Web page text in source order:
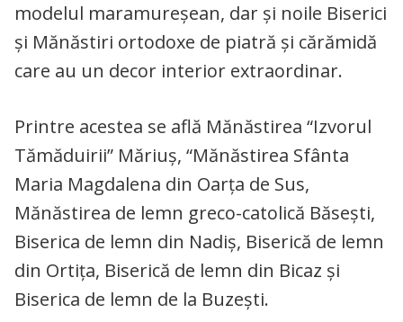
modelul maramureşean, dar și noile Biserici
și Mănăstiri ortodoxe de piatră și cărămidă
care au un decor interior extraordinar.
Printre acestea se află Mănăstirea “Izvorul
Tămăduirii” Măriuș, “Mănăstirea Sfânta
Maria Magdalena din Oarța de Sus,
Mănăstirea de lemn greco-catolică Băsești,
Biserica de lemn din Nadiș, Biserică de lemn
din Ortița, Biserică de lemn din Bicaz și
Biserica de lemn de la Buzești.